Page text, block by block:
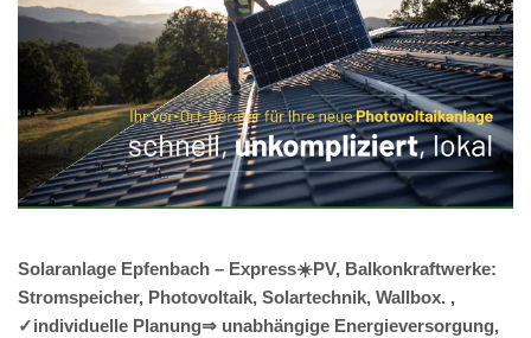
Solaranlage Epfenbach – Express☀️PV, Balkonkraftwerke:
Stromspeicher, Photovoltaik, Solartechnik, Wallbox. ,
✓individuelle Planung⇒ unabhängige Energieversorgung,